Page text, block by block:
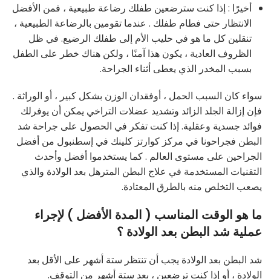
أخيرًا : إذا كنت سترضعين طفلك رضاعة طبيعية ، فمن الأفضل
الانتظار حتى فطام طفلك . عندما تقومين بالرضاعة الطبيعية ،
تنقلين كل ما هو في حليب الأم إلى طفلك الرضيع. في ظل
الظروف العادية ، يكون هذا آمنًا ، ولكن هناك خطر على الطفل
بسبب المخدر الذي يعطى أثناء الجراحة.
سواء كان السبب الحمل ، أوفقدان الوزن بشكل كبير ، أو الوراثة .
فإن إزالة الجلد الزائد وتشديد عضلات التراخي يمكن أن يوفرلك
فوائد جسدية وعقلية. إذا كنت تفكر في الحصول على جراحة شد
البطن فجراحونا في مركز كوارتز كلينك في إسطنبول من أفضل
الجراحين على مستوى العالم . كما يستخدموا أفضل وأحدث
التقنيات المستخدمة في علاج البطن المترهل بعد الولادة والذي
يصعب التخلص منه بالطرق المعتادة.
ما هو الوقت المناسب ( المدة الأفضل ) لإجراء
عملية شد البطن بعد الولادة ؟
شد البطن بعد الولادة يجب أن تنتظر ستة أشهر على الأقل بعد
الولادة ، أو إذا كنت ترضعين ، بعد ستة أشهر من التوقف.